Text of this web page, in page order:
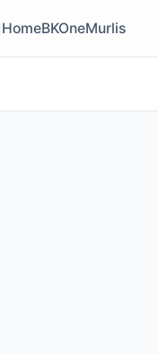
HomeBKOneMurlis